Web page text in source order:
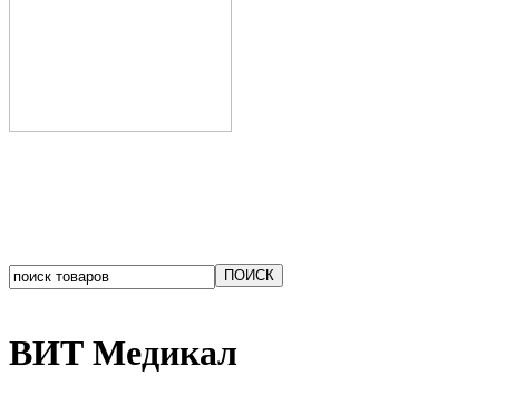
ВИТ Медикал